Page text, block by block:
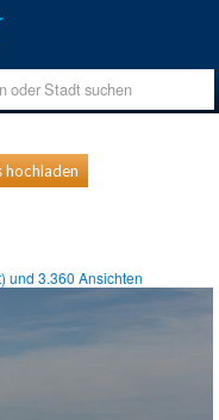
hochladen
und3.360 Ansichten